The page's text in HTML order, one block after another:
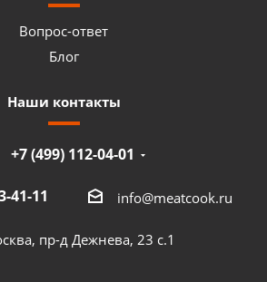
Вопрос-ответ
Блог
Наши контакты
+7 (499) 112-04-01
41-11 info@meatcook.ru
пр-д Дежнева, 23 с.1